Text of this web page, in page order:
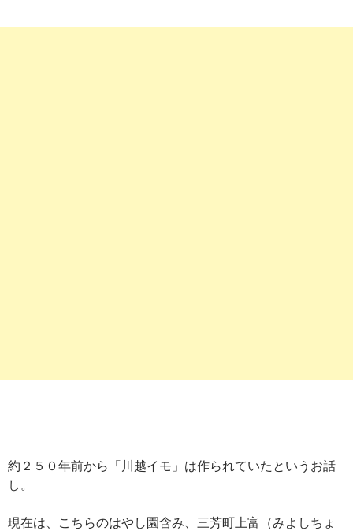
約２５０年前から「川越イモ」は作られていたというお話
し。
現在は、こちらのはやし園含み、三芳町上富（みよしちょ